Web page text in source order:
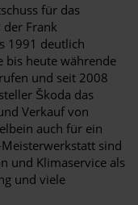
für das
Frank
1991 deutlich
bis heute währende
und seit 2008
Škoda das
Verkauf von
auch für ein
sind
und Klimaservice als
und viele